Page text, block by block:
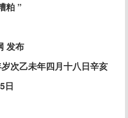
粕 ”
发布
次乙未年四月十八日辛亥